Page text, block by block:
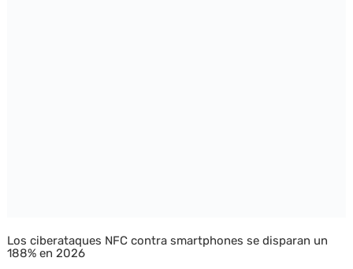
Los ciberataques NFC contra smartphones se disparan un
188% en 2026